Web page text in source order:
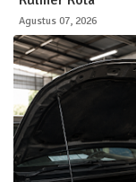
Agustus 07, 2026